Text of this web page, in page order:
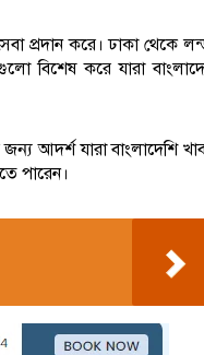
প্রদান করে। ঢাকা থেকে
বিশেষ করে যারা
আদর্শ যারা বাংলাদেশি
পারেন।